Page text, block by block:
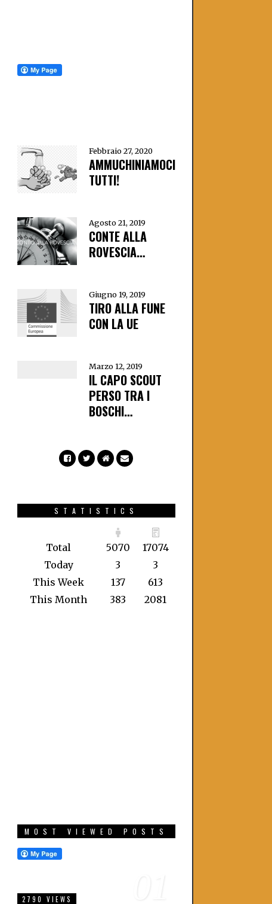
Febbraio 27, 2020
AMMUCHINIAMOCI
TUTTI!
Agosto 21, 2019
CONTE ALLA
ROVESCIA…
Giugno 19, 2019
TIRO ALLA FUNE
CON LA UE
Marzo 12, 2019
IL CAPO SCOUT
PERSO TRA I
BOSCHI…
STATISTICS
Total 5070
17074
Today
3
3
This Week
137
613
This Month
383 2081
MOST VIEWED POSTS
2790 VIEWS